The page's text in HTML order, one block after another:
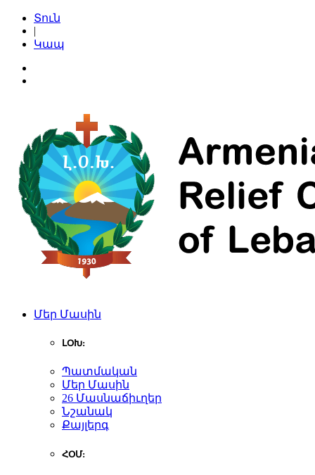
Տուն
|
Կապ
Մեր Մասին
ԼՕԽ:
Պատմական
Մեր Մասին
26 Մասնաճիւղեր
Նշանակ
Քայլերգ
ՀՕՄ: